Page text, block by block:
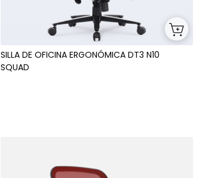
SILLA DE OFICINA ERGONÓMICA DT3 N10
SQUAD